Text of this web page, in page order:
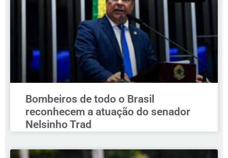
Bombeiros de todo o Brasil
reconhecem a atuação do senador
Nelsinho Trad